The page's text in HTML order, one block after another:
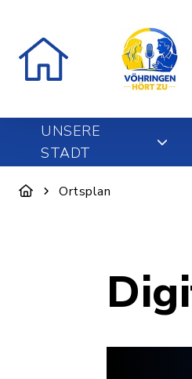
UNSERE
STADT
Ortsplan